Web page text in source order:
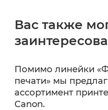
Вас также
Помимо линейки
печати» мы
ассортимент
Canon.